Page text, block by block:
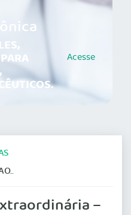
Acesse
–